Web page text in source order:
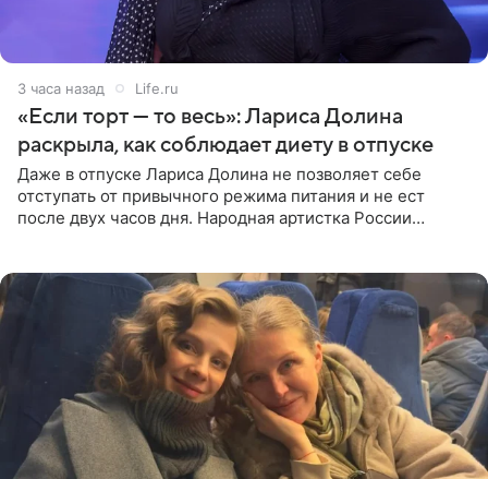
3 часа назад Life.ru
«Если торт — то весь»: Лариса Долина
раскрыла, как соблюдает диету в отпуске
Даже в отпуске Лариса Долина не позволяет себе
отступать от привычного режима питания и не ест
после двух часов дня. Народная артистка России